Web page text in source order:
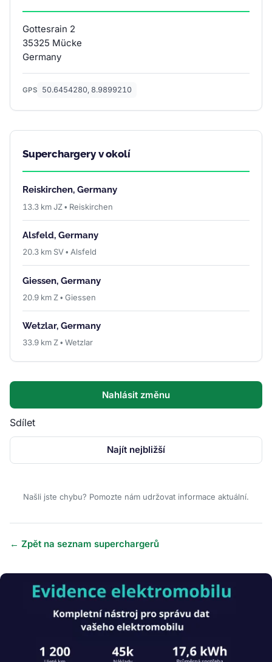
Gottesrain 2
35325 Mücke
Germany
GPS 50.6454280, 8.9899210
Superchargery v okolí
Reiskirchen, Germany
13.3 km JZ • Reiskirchen
Alsfeld, Germany
20.3 km SV • Alsfeld
Giessen, Germany
20.9 km Z • Giessen
Wetzlar, Germany
33.9 km Z • Wetzlar
Nahlásit změnu
Sdílet
Najít nejbližší
Našli jste chybu? Pomozte nám udržovat informace aktuální.
← Zpět na seznam superchargerů
Obrázek